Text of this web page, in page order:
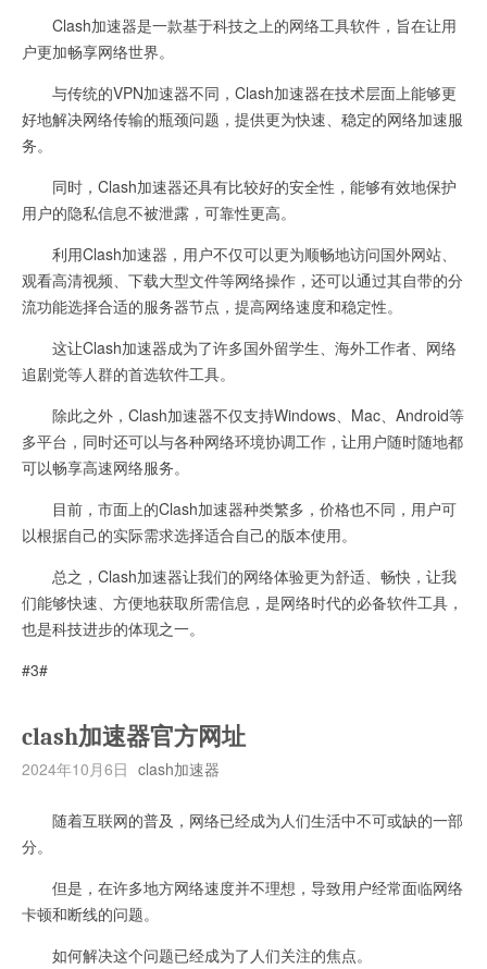
Clash加速器是一款基于科技之上的网络工具软件，旨在让用
户更加畅享网络世界。
与传统的VPN加速器不同，Clash加速器在技术层面上能够更
好地解决网络传输的瓶颈问题，提供更为快速、稳定的网络加速服
务。
同时，Clash加速器还具有比较好的安全性，能够有效地保护
用户的隐私信息不被泄露，可靠性更高。
利用Clash加速器，用户不仅可以更为顺畅地访问国外网站、
观看高清视频、下载大型文件等网络操作，还可以通过其自带的分
流功能选择合适的服务器节点，提高网络速度和稳定性。
这让Clash加速器成为了许多国外留学生、海外工作者、网络
追剧党等人群的首选软件工具。
除此之外，Clash加速器不仅支持Windows、Mac、Android等
多平台，同时还可以与各种网络环境协调工作，让用户随时随地都
可以畅享高速网络服务。
目前，市面上的Clash加速器种类繁多，价格也不同，用户可
以根据自己的实际需求选择适合自己的版本使用。
总之，Clash加速器让我们的网络体验更为舒适、畅快，让我
们能够快速、方便地获取所需信息，是网络时代的必备软件工具，
也是科技进步的体现之一。
#3#
clash加速器官方网址
2024年10月6日 clash加速器
随着互联网的普及，网络已经成为人们生活中不可或缺的一部
分。
但是，在许多地方网络速度并不理想，导致用户经常面临网络
卡顿和断线的问题。
如何解决这个问题已经成为了人们关注的焦点。